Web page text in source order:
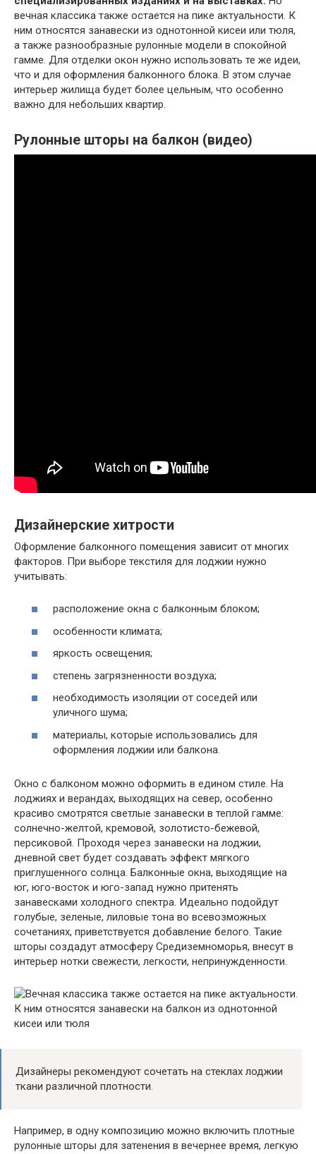
вечная классика также остается на пике актуальности. К
ним относятся занавески из однотонной кисеи или тюля,
а также разнообразные рулонные модели в спокойной
гамме. Для отделки окон нужно использовать те же идеи,
что и для оформления балконного блока. В этом случае
интерьер жилища будет более цельным, что особенно
важно для небольших квартир.
Рулонные шторы на балкон (видео)
Дизайнерские хитрости
Оформление балконного помещения зависит от многих
факторов. При выборе текстиля для лоджии нужно
учитывать:
расположение окна с балконным блоком;
особенности климата;
яркость освещения;
степень загрязненности воздуха;
необходимость изоляции от соседей или
уличного шума;
материалы, которые использовались для
оформления лоджии или балкона.
Окно с балконом можно оформить в едином стиле. На
лоджиях и верандах, выходящих на север, особенно
красиво смотрятся светлые занавески в теплой гамме:
солнечно-желтой, кремовой, золотисто-бежевой,
персиковой. Проходя через занавески на лоджии,
дневной свет будет создавать эффект мягкого
приглушенного солнца. Балконные окна, выходящие на
юг, юго-восток и юго-запад нужно притенять
занавесками холодного спектра. Идеально подойдут
голубые, зеленые, лиловые тона во всевозможных
сочетаниях, приветствуется добавление белого. Такие
шторы создадут атмосферу Средиземноморья, внесут в
интерьер нотки свежести, легкости, непринужденности.
Дизайнеры рекомендуют сочетать на стеклах лоджии
ткани различной плотности.
Например, в одну композицию можно включить плотные
рулонные шторы для затенения в вечернее время, легкую